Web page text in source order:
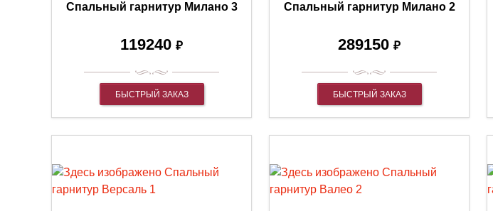
Спальный гарнитур Милано 3
119240 ₽
БЫСТРЫЙ ЗАКАЗ
Спальный гарнитур Милано 2
289150 ₽
БЫСТРЫЙ ЗАКАЗ